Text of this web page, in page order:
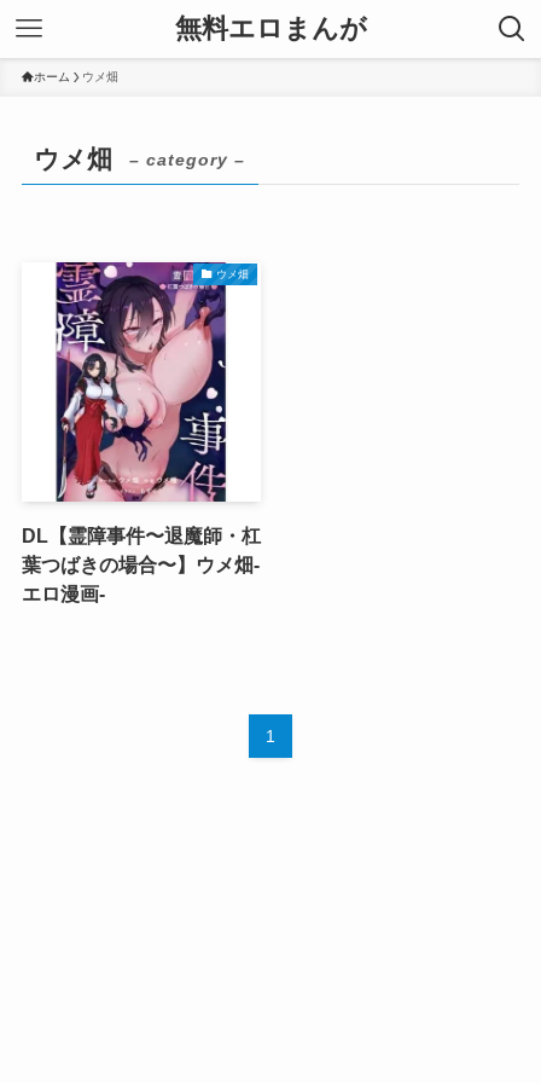
無料エロまんが
ホーム ウメ畑
ウメ畑 – category –
ウメ畑
DL【霊障事件〜退魔師・杠
葉つばきの場合〜】ウメ畑-
エロ漫画-
1